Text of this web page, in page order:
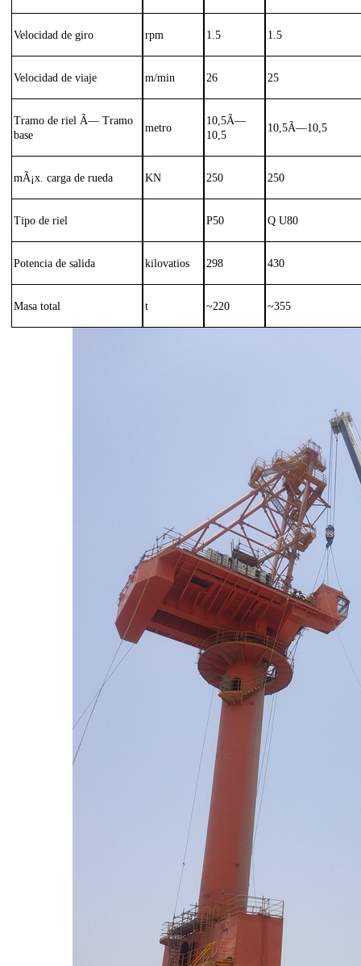
Velocidad de giro rpm 1.5 1.5
Velocidad de viaje m/min 26 25
Tramo de riel Ã— Tramo
base
metro
10,5Ã—
10,5
10,5Ã—10,5
mÃ¡x. carga de rueda KN 250 250
Tipo de riel P50 Q U80
Potencia de salida kilovatios 298 430
Masa total t ~220 ~355